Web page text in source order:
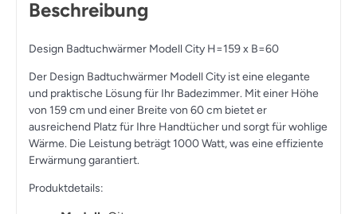
Beschreibung
Design Badtuchwärmer Modell City H=159 x B=60
Der Design Badtuchwärmer Modell City ist eine elegante
und praktische Lösung für Ihr Badezimmer. Mit einer Höhe
von 159 cm und einer Breite von 60 cm bietet er
ausreichend Platz für Ihre Handtücher und sorgt für wohlige
Wärme. Die Leistung beträgt 1000 Watt, was eine effiziente
Erwärmung garantiert.
Produktdetails: